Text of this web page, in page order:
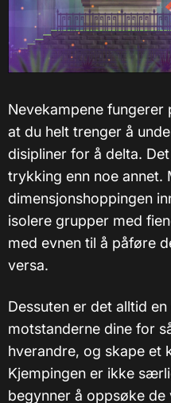
Nevekampene fungerer
at du helt trenger å
disipliner for å delta.
trykking enn noe annet.
dimensjonshoppingen
isolere grupper med
med evnen til å påføre
versa.
Dessuten er det alltid
motstanderne dine for
hverandre, og skape et
Kjempingen er ikke
begynner å oppsøke